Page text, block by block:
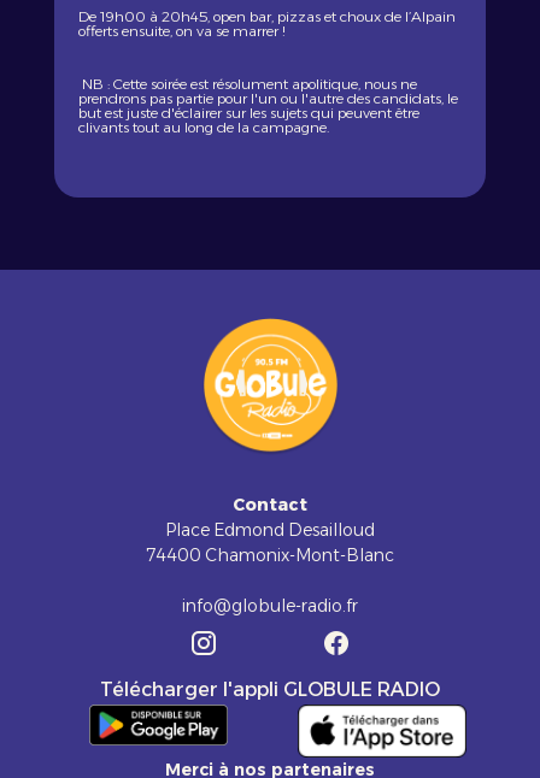
De 19h00 à 20h45, open bar, pizzas et choux de l’Alpain
offerts ensuite, on va se marrer !
NB : Cette soirée est résolument apolitique, nous ne
prendrons pas partie pour l'un ou l'autre des candidats, le
but est juste d'éclairer sur les sujets qui peuvent être
clivants tout au long de la campagne.
Contact
Place Edmond Desailloud
74400 Chamonix-Mont-Blanc
info@globule-radio.fr
Télécharger l'appli GLOBULE RADIO
Merci à nos partenaires